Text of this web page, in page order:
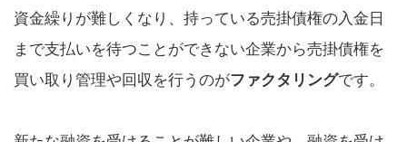
資金繰りが難しくなり、持っている売掛債権の入金日
まで支払いを待つことができない企業から売掛債権を
買い取り管理や回収を行うのがファクタリングです。